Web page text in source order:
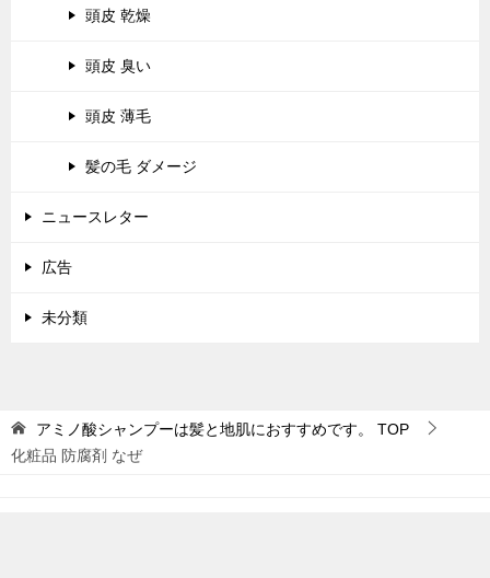
頭皮 乾燥
頭皮 臭い
頭皮 薄毛
髪の毛 ダメージ
ニュースレター
広告
未分類
アミノ酸シャンプーは髪と地肌におすすめです。
TOP
化粧品 防腐剤 なぜ